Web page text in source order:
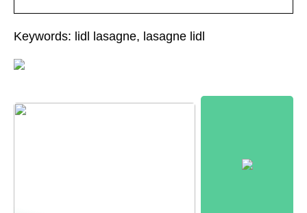
Keywords: lidl lasagne, lasagne lidl